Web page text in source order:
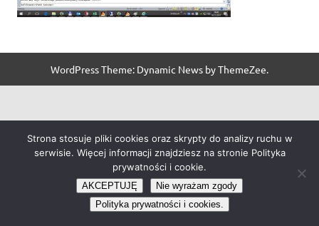
WordPress Theme: Dynamic News by ThemeZee.
Strona stosuje pliki cookies oraz skrypty do analizy ruchu w
serwisie. Więcej informacji znajdziesz na stronie Polityka
prywatności i cookie.
AKCEPTUJĘ
Nie wyrażam zgody
Polityka prywatności i cookies.